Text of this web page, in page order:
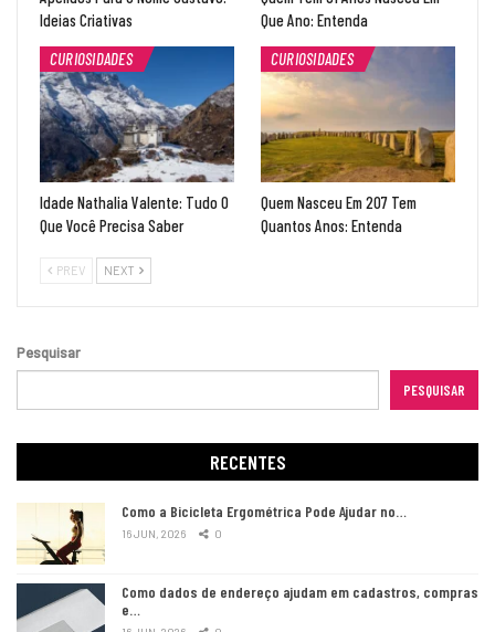
Ideias Criativas
Que Ano: Entenda
CURIOSIDADES
Idade Nathalia Valente: Tudo O
Que Você Precisa Saber
CURIOSIDADES
Quem Nasceu Em 207 Tem
Quantos Anos: Entenda
PREV NEXT
Pesquisar
PESQUISAR
RECENTES
Como a Bicicleta Ergométrica Pode Ajudar no…
16 JUN, 2026 0
Como dados de endereço ajudam em cadastros, compras
e…